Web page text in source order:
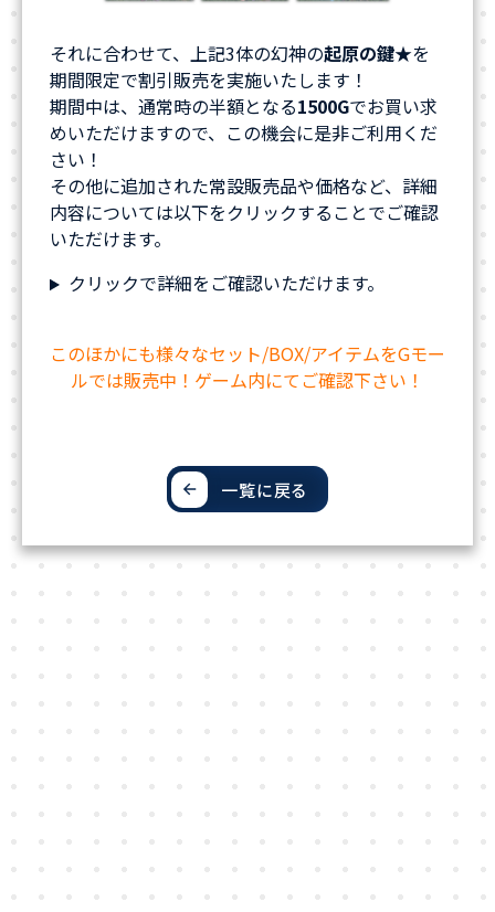
それに合わせて、上記3体の幻神の起原の鍵★を
期間限定で割引販売を実施いたします！
期間中は、 通常時の半額となる1500Gでお買い求
めいただけますので、この機会に是非ご利用くだ
さい！
その他に追加された常設販売品や価格など、詳細
内容については以下をクリックすることでご確認
いただけます。
クリックで詳細をご確認いただけます。
このほかにも様々なセット/BOX/アイテムをGモー
ルでは販売中！ゲーム内にてご確認下さい！
一覧に戻る